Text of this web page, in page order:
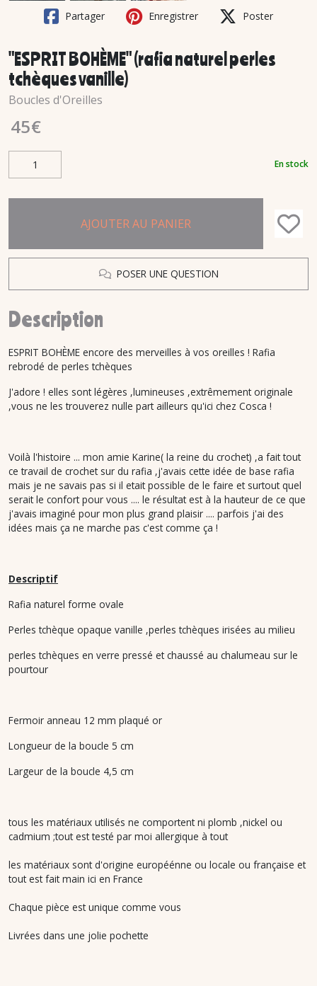
Partager Enregistrer Poster
"ESPRIT BOHÈME" (rafia naturel perles
tchèques vanille)
Boucles d'Oreilles
45€
En stock
AJOUTER AU PANIER
POSER UNE QUESTION
Description
ESPRIT BOHÈME encore des merveilles à vos oreilles ! Rafia
rebrodé de perles tchèques
J'adore ! elles sont légères ,lumineuses ,extrêmement originale
,vous ne les trouverez nulle part ailleurs qu'ici chez Cosca !
Voilà l'histoire ... mon amie Karine( la reine du crochet) ,a fait tout
ce travail de crochet sur du rafia ,j'avais cette idée de base rafia
mais je ne savais pas si il etait possible de le faire et surtout quel
serait le confort pour vous .... le résultat est à la hauteur de ce que
j'avais imaginé pour mon plus grand plaisir .... parfois j'ai des
idées mais ça ne marche pas c'est comme ça !
Descriptif
Rafia naturel forme ovale
Perles tchèque opaque vanille ,perles tchèques irisées au milieu
perles tchèques en verre pressé et chaussé au chalumeau sur le
pourtour
Fermoir anneau 12 mm plaqué or
Longueur de la boucle 5 cm
Largeur de la boucle 4,5 cm
tous les matériaux utilisés ne comportent ni plomb ,nickel ou
cadmium ;tout est testé par moi allergique à tout
les matériaux sont d'origine européénne ou locale ou française et
tout est fait main ici en France
Chaque pièce est unique comme vous
Livrées dans une jolie pochette